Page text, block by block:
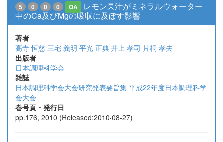
5 0 0 0 OA
レモン果汁がミネラルウォーター
中のCa及びMgの吸収に及ぼす影響
著者
高寺 恒慈 三宅 義明 平光 正典 井上 孝司 片桐 孝夫
出版者
日本調理科学会
雑誌
日本調理科学会大会研究発表要旨集 平成22年度日本調理科学
会大会
巻号頁・発行日
pp.176, 2010 (Released:2010-08-27)